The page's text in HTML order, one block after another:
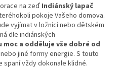
na zeď Indiánský lapač
pokoje Vašeho domova.
vyjímat v ložnici nebo dětském
dle indiánských
moc a odděluje vše dobré od
jiné formy energie. S touto
spaní vždy dokonale klidné.